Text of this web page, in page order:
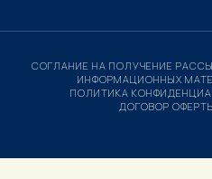
СОГЛАНИЕ НА ПОЛУЧЕНИЕ
ИНФОРМАЦИОННЫХ
ПОЛИТИКА
ДОГОВОР